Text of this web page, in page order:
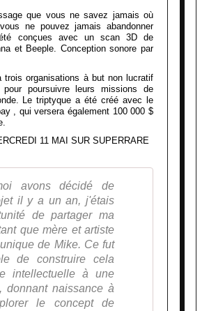
que vous ne savez jamais où
ne pouvez jamais abandonner
conçues avec un scan 3D de
et Beeple. Conception sonore par
trois organisations à but non lucratif
poursuivre leurs missions de
Le triptyque a été créé avec le
, qui versera également 100 000 $
11 MAI SUR SUPERRARE
avons décidé de
il y a un an, j'étais
de partager ma
que mère et artiste
de Mike. Ce fut
de construire cela
intellectuelle à une
donnant naissance à
le concept de